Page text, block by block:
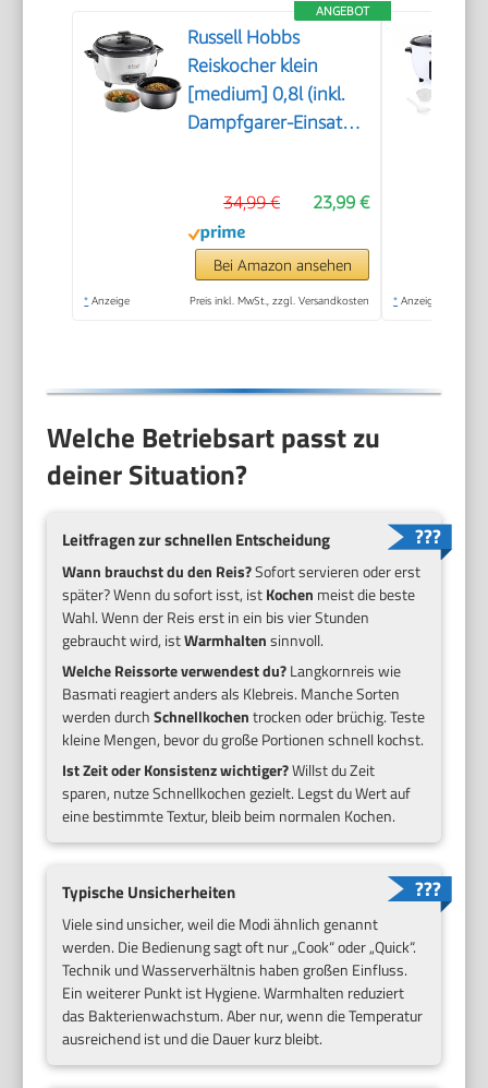
ANGEBOT
Russell Hobbs
Reiskocher klein
[medium] 0,8l (inkl.
Dampfgarer-Einsatz,
Gartopf, Reislöffel &
Messbecher)
Schongarer für
Gemüse & Fisch
23,99 €
34,99 €
Bei Amazon ansehen
* Anzeige Preis inkl. MwSt., zzgl. Versandkosten * Anzeige
Welche Betriebsart passt zu
deiner Situation?
Leitfragen zur schnellen Entscheidung
Wann brauchst du den Reis?Sofort servieren oder erst
später? Wenn du sofort isst, istKochen meist die beste
Wahl. Wenn der Reis erst in ein bis vier Stunden
gebraucht wird, istWarmhaltensinnvoll.
Welche Reissorte verwendest du?Langkornreis wie
Basmati reagiert anders als Klebreis. Manche Sorten
werden durchSchnellkochentrocken oder brüchig. Teste
kleine Mengen, bevor du große Portionen schnell kochst.
Ist Zeit oder Konsistenz wichtiger?Willst du Zeit
sparen, nutze Schnellkochen gezielt. Legst du Wert auf
eine bestimmte Textur, bleib beim normalen Kochen.
Typische Unsicherheiten
Viele sind unsicher, weil die Modi ähnlich genannt
werden. Die Bedienung sagt oft nur „Cook“ oder „Quick“.
Technik und Wasserverhältnis haben großen Einfluss.
Ein weiterer Punkt ist Hygiene. Warmhalten reduziert
das Bakterienwachstum. Aber nur, wenn die Temperatur
ausreichend ist und die Dauer kurz bleibt.